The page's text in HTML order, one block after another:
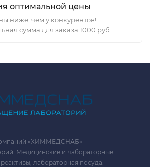
оптимальной цены
ниже, чем у конкурентов!
сумма для заказа 1000 руб.
«ХИММЕДСНАБ» —
Медицинские и лабораторные
лабораторная посуда.